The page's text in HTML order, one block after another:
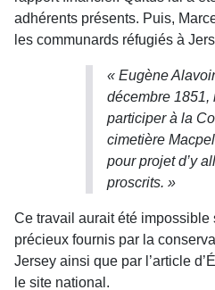
adhérents présents. Puis,
les communards réfugiés à
« Eugène
décembre 1851,
participer à la
cimetière
pour projet d’y
proscrits. »
Ce tra­vail aurait été
précieux fournis par la
Jersey ainsi que par l’article
le site national.